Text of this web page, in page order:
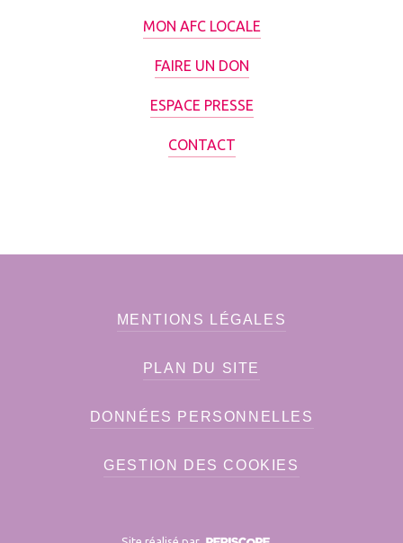
MON AFC LOCALE
FAIRE UN DON
ESPACE PRESSE
CONTACT
MENTIONS LÉGALES
PLAN DU SITE
DONNÉES PERSONNELLES
GESTION DES COOKIES